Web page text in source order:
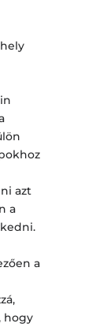
azt
a
a
hogy